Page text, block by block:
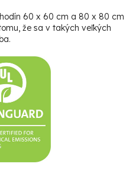
60 x 60 cm a 80 x 80 cm
že sa v takých veľkých